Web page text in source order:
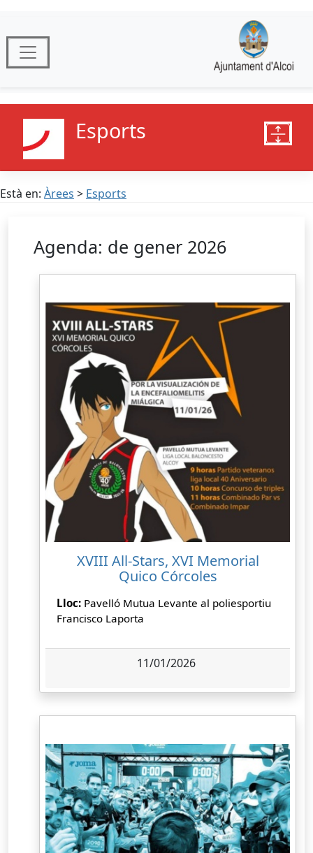
Esports
Està en: Àrees > Esports
Agenda: de gener 2026
XVIII All-Stars, XVI Memorial
Quico Córcoles
Lloc: Pavelló Mutua Levante al poliesportiu
Francisco Laporta
11/01/2026